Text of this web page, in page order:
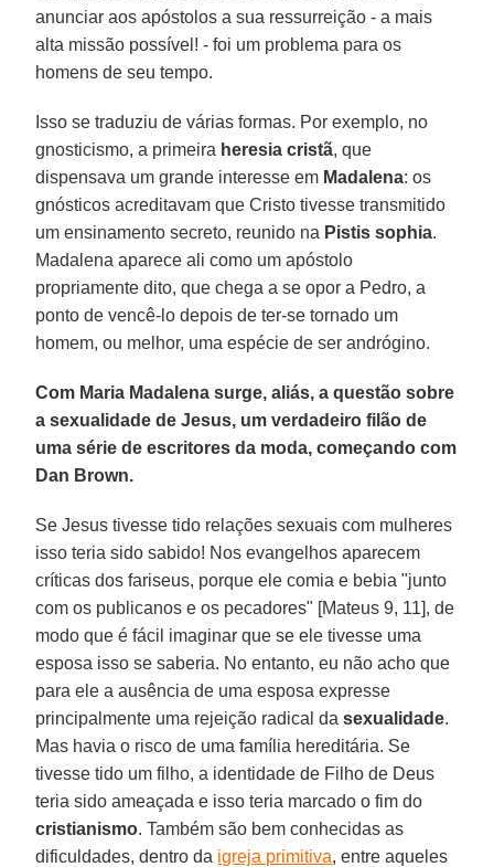
anunciar aos apóstolos a sua ressurreição - a mais
alta missão possível! - foi um problema para os
homens de seu tempo.
Isso se traduziu de várias formas. Por exemplo, no
gnosticismo, a primeira heresia cristã, que
dispensava um grande interesse em Madalena: os
gnósticos acreditavam que Cristo tivesse transmitido
um ensinamento secreto, reunido na Pistis sophia.
Madalena aparece ali como um apóstolo
propriamente dito, que chega a se opor a Pedro, a
ponto de vencê-lo depois de ter-se tornado um
homem, ou melhor, uma espécie de ser andrógino.
Com Maria Madalena surge, aliás, a questão sobre
a sexualidade de Jesus, um verdadeiro filão de
uma série de escritores da moda, começando com
Dan Brown.
Se Jesus tivesse tido relações sexuais com mulheres
isso teria sido sabido! Nos evangelhos aparecem
críticas dos fariseus, porque ele comia e bebia "junto
com os publicanos e os pecadores" [Mateus 9, 11], de
modo que é fácil imaginar que se ele tivesse uma
esposa isso se saberia. No entanto, eu não acho que
para ele a ausência de uma esposa expresse
principalmente uma rejeição radical dasexualidade.
Mas havia o risco de uma família hereditária. Se
tivesse tido um filho, a identidade de Filho de Deus
teria sido ameaçada e isso teria marcado o fim do
cristianismo. Também são bem conhecidas as
dificuldades, dentro da igreja primitiva, entre aqueles